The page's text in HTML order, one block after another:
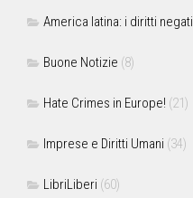
America latina: i diritti negati
Buone Notizie (8)
Hate Crimes in Europe! (21)
Imprese e Diritti Umani (34)
LibriLiberi (60)